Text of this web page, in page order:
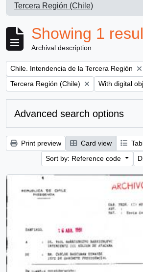
Tercera Región (Chile)
, 1 results
Showing 1
Archival description
Remove filter:
Chile. Intendencia de la Tercera Región
Remove filter:
Tercera Región (Chile) Remove filter:
With digital
Advanced search options
Print preview Card view
Sort by: Reference code